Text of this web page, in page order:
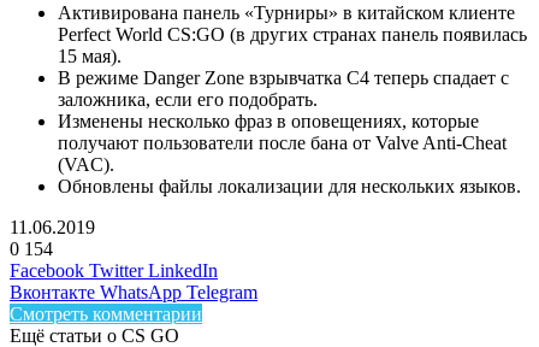
Активирована панель «Турниры» в китайском клиенте
Perfect World CS:GO (в других странах панель появилась
15 мая).
В режиме Danger Zone взрывчатка C4 теперь спадает с
заложника, если его подобрать.
Изменены несколько фраз в оповещениях, которые
получают пользователи после бана от Valve Anti-Cheat
(VAC).
Обновлены файлы локализации для нескольких языков.
11.06.2019
0 154
Facebook Twitter LinkedIn
Вконтакте WhatsApp Telegram
Смотреть комментарии
Ещё статьи о CS GO